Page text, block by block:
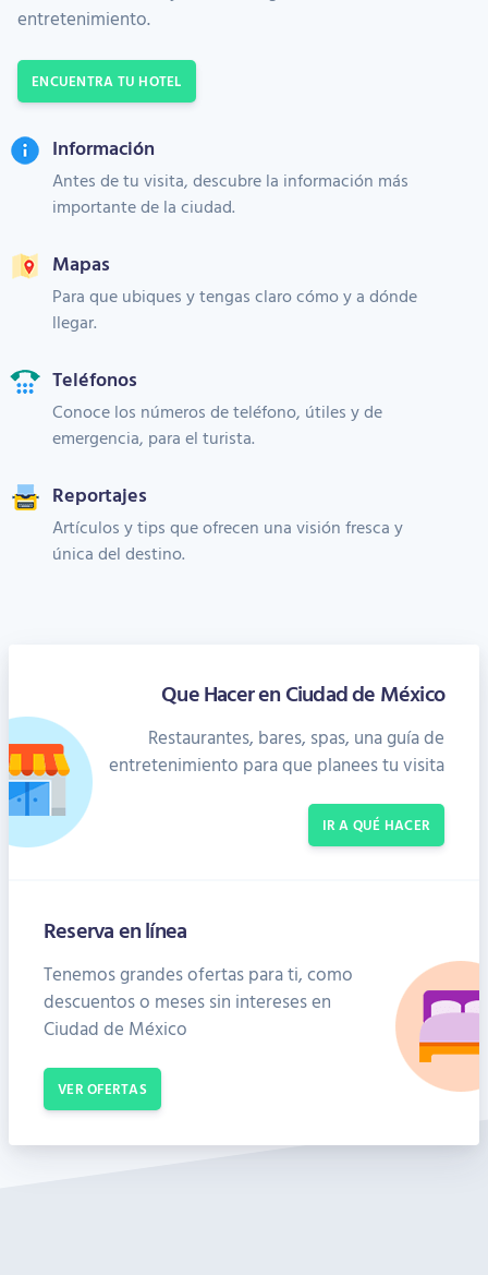
entretenimiento.
ENCUENTRA TU HOTEL
Información
Antes de tu visita, descubre la información más
importante de la ciudad.
Mapas
Para que ubiques y tengas claro cómo y a dónde
llegar.
Teléfonos
Conoce los números de teléfono, útiles y de
emergencia, para el turista.
Reportajes
Artículos y tips que ofrecen una visión fresca y
única del destino.
Que Hacer en Ciudad de México
Restaurantes, bares, spas, una guía de
entretenimiento para que planees tu visita
IR A QUÉ HACER
Reserva en línea
Tenemos grandes ofertas para ti, como
descuentos o meses sin intereses en
Ciudad de México
VER OFERTAS